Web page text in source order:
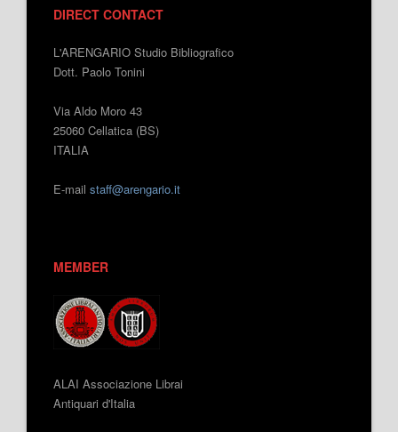
DIRECT CONTACT
L'ARENGARIO Studio Bibliografico
Dott. Paolo Tonini
Via Aldo Moro 43
25060 Cellatica (BS)
ITALIA
E-mail staff@arengario.it
MEMBER
ALAI Associazione Librai
Antiquari d'Italia